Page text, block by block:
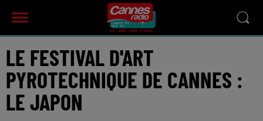
LE FESTIVAL D'ART
PYROTECHNIQUE DE CANNES :
LE JAPON